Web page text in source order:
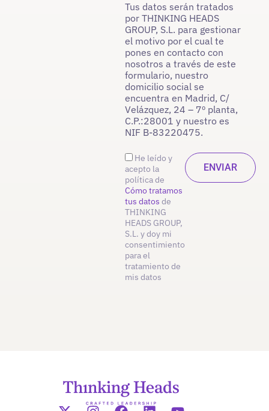
Tus datos serán tratados
por THINKING HEADS
GROUP, S.L. para gestionar
el motivo por el cual te
pones en contacto con
nosotros a través de este
formulario, nuestro
domicilio social se
encuentra en Madrid, C/
Velázquez, 24 – 7º planta,
C.P.:28001 y nuestro es
NIF B-83220475.
He leído y
acepto la
política de
Cómo tratamos
tus datos de
THINKING
HEADS GROUP,
S.L. y doy mi
consentimiento
para el
tratamiento de
mis datos